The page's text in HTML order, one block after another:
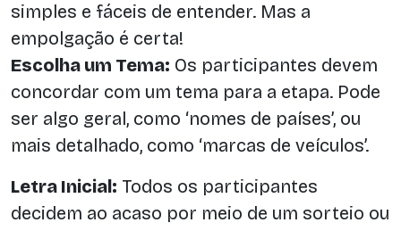
simples e fáceis de entender. Mas a
empolgação é certa!
Escolha um Tema: Os participantes devem
concordar com um tema para a etapa. Pode
ser algo geral, como ‘nomes de países’, ou
mais detalhado, como ‘marcas de veículos’.
Letra Inicial: Todos os participantes
decidem ao acaso por meio de um sorteio ou